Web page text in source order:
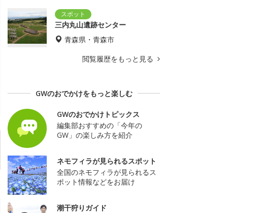
三内丸山遺跡センター
青森県・青森市
閲覧履歴をもっと見る
GWのおでかけをもっと楽しむ
GWのおでかけトピックス
編集部おすすめの「今年の
GW」の楽しみ方を紹介
ネモフィラが見られるスポット
全国のネモフィラが見られるス
ポット情報などをお届け
潮干狩りガイド